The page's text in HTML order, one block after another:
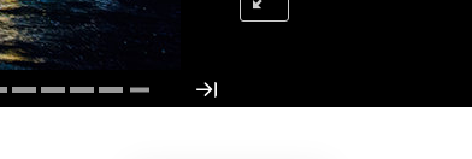
組織化の基礎
広報活動の基礎
ターゲットとゴール